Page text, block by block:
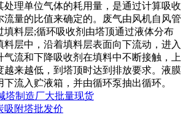
处理单位气体的耗用量，是通过计算吸收
流量的比值来确定的。废气由风机自风管
填料层;循环吸收剂由塔顶通过液体分布
料层中，沿着填料层表面向下流动，进入
气流和下降吸收剂在填料中不断接触，上
越来越低，到塔顶时达到排放要求。液膜
下流入贮液箱，并由循环泵抽出循环。
塔制造厂大批量现货
吸附塔批发价